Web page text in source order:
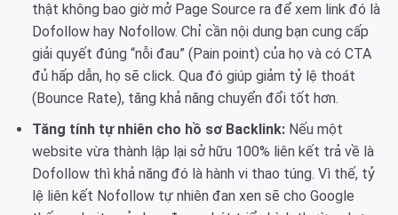
thật không bao giờ mở Page Source ra để xem link đó là
Dofollow hay Nofollow. Chỉ cần nội dung bạn cung cấp
giải quyết đúng “nỗi đau” (Pain point) của họ và có CTA
đủ hấp dẫn, họ sẽ click. Qua đó giúp giảm tỷ lệ thoát
(Bounce Rate), tăng khả năng chuyển đổi tốt hơn.
Tăng tính tự nhiên cho hồ sơ Backlink:Nếu một
website vừa thành lập lại sở hữu 100% liên kết trả về là
Dofollow thì khả năng đó là hành vi thao túng. Vì thế, tỷ
lệ liên kết Nofollow tự nhiên đan xen sẽ cho Google